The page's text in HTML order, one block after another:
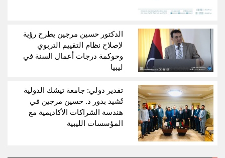
الدكتور حسين مرجين يطرح رؤية
لإصلاح نظام التقييم التربوي
وحوكمة درجات أعمال السنة في
ليبيا
تقدير دولي: جامعة تيشك الدولية
تُشيد بدور د. حسين مرجين في
هندسة الشراكات الأكاديمية مع
المؤسسات الليبية